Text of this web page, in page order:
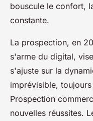
bouscule le confort,
constante.
La prospection, en
s'arme du digital,
s'ajuste sur la
imprévisible,
Prospection
nouvelles réussites.